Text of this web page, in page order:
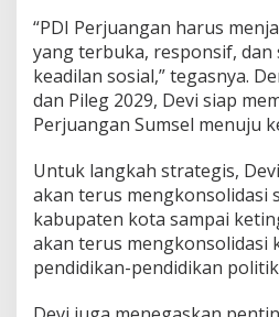
e
r
u
a
n
a
,
n
i
“PDI Perjuangan harus
yang terbuka, responsif, dan
keadilan sosial,” tegasnya.
dan Pileg 2029, Devi siap
Perjuangan Sumsel menuju
Untuk langkah strategis,
akan terus mengkonsolidasi
kabupaten kota sampai
akan terus mengkonsolidasi
pendidikan-pendidikan